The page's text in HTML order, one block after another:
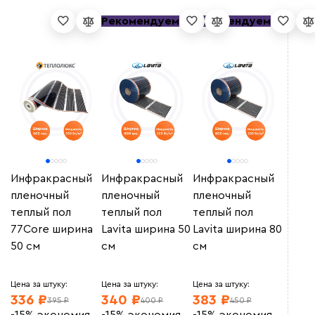
Удельная мощность (Вт/м²)
Ширина (мм)
500(275)
800 (160)
Инфракрасный
пленочный
теплый пол
77Core ширина
50 см
Цена за штуку:
395 ₽
336 ₽
Рекомендуем
Инфракрасный
пленочный
теплый пол
Lavita ширина 50
см
Цена за штуку:
400 ₽
340 ₽
Рекомендуем
Инфракрасный
пленочный
теплый пол
Lavita ширина 80
см
Цена за штуку:
450 ₽
383 ₽